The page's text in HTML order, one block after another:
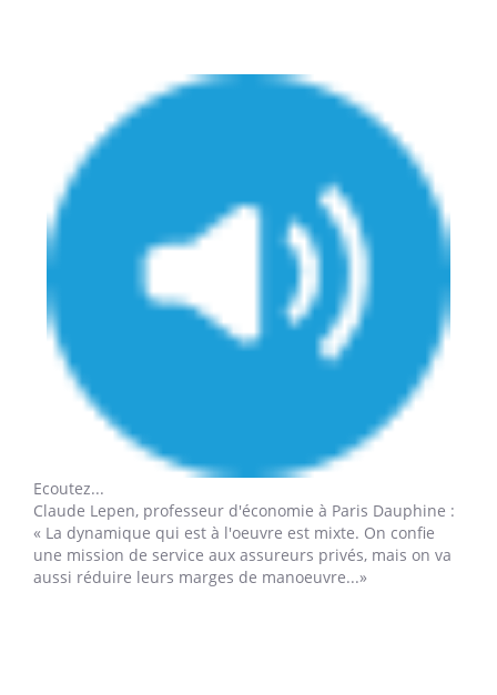
Ecoutez...
Claude Lepen, professeur d'économie à Paris Dauphine :
« La dynamique qui est à l'oeuvre est mixte. On confie
une mission de service aux assureurs privés, mais on va
aussi réduire leurs marges de manoeuvre...»